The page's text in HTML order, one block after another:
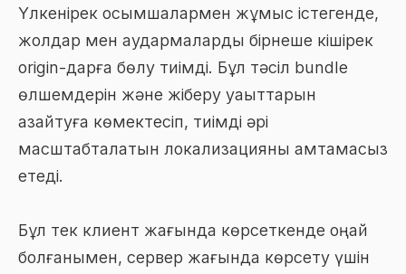
Үлкенірек қосымшалармен жұмыс істегенде,
жолдар мен аудармаларды бірнеше кішірек
origin-дарға бөлу тиімді. Бұл тәсіл bundle
өлшемдерін және жіберу уақыттарын
азайтуға көмектесіп, тиімді әрі
масштабталатын локализацияны қамтамасыз
етеді.
Бұл тек клиент жағында көрсеткенде оңай
болғанымен, сервер жағында көрсету үшін